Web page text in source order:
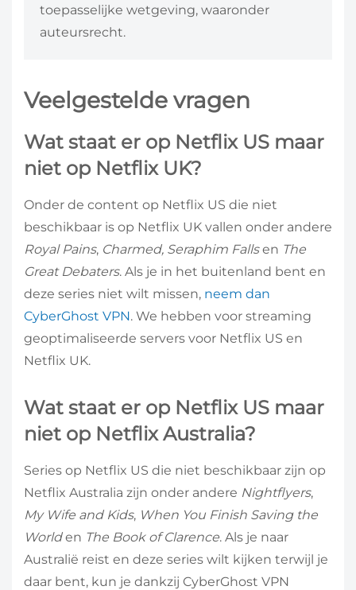
toepasselijke wetgeving, waaronder
auteursrecht.
Veelgestelde vragen
Wat staat er op Netflix US maar
niet op Netflix UK?
Onder de content op Netflix US die niet
beschikbaar is op Netflix UK vallen onder andere
Royal Pains, Charmed, Seraphim Fallsen The
Great Debaters. Als je in het buitenland bent en
deze series niet wilt missen, neem dan
CyberGhost VPN. We hebben voor streaming
geoptimaliseerde servers voor Netflix US en
Netflix UK.
Wat staat er op Netflix US maar
niet op Netflix Australia?
Series op Netflix US die niet beschikbaar zijn op
Netflix Australia zijn onder andere Nightflyers,
My Wife and Kids, When You Finish Saving the
Worlden The Book of Clarence. Als je naar
Australië reist en deze series wilt kijken terwijl je
daar bent, kun je dankzij CyberGhost VPN